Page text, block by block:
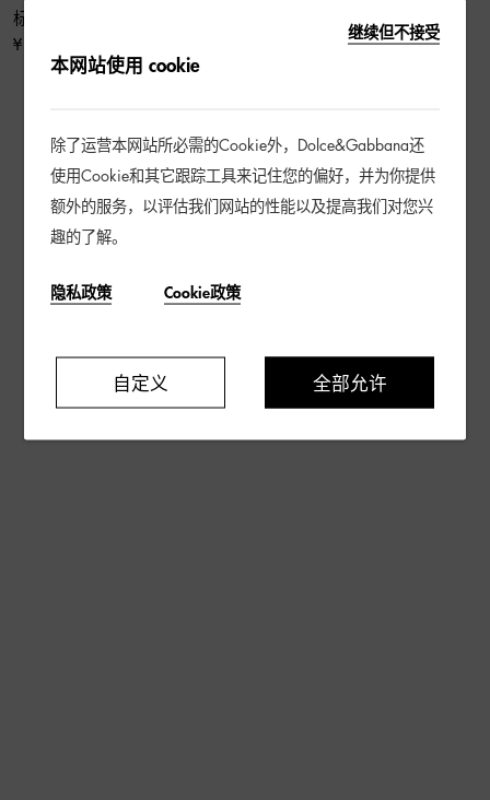
标牌皮革外套
¥ 21,000
3 / 3 产品
继续但不接受
本网站使用 cookie
除了运营本网站所必需的Cookie外，Dolce&Gabbana还
使用Cookie和其它跟踪工具来记住您的偏好，并为你提供
额外的服务，以评估我们网站的性能以及提高我们对您兴
趣的了解。
隐私政策 Cookie政策
自定义 全部允许